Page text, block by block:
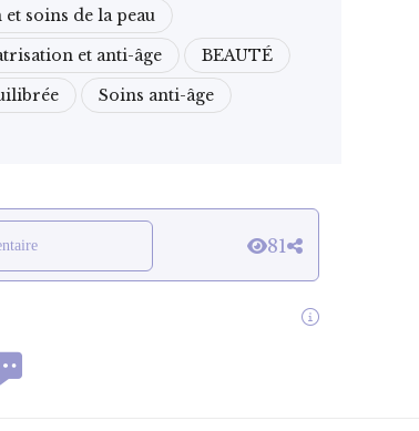
soins de la peau
et anti-âge
BEAUTÉ
Soins anti-âge
81